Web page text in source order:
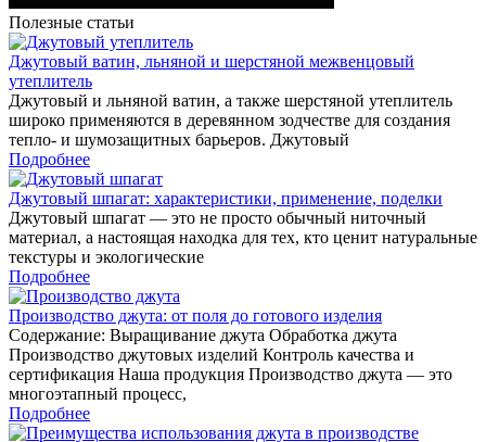
Полезные статьи
Джутовый ватин, льняной и шерстяной межвенцовый
утеплитель
Джутовый и льняной ватин, а также шерстяной утеплитель
широко применяются в деревянном зодчестве для создания
тепло- и шумозащитных барьеров. Джутовый
Подробнее
Джутовый шпагат: характеристики, применение, поделки
Джутовый шпагат — это не просто обычный ниточный
материал, а настоящая находка для тех, кто ценит натуральные
текстуры и экологические
Подробнее
Производство джута: от поля до готового изделия
Содержание: Выращивание джута Обработка джута
Производство джутовых изделий Контроль качества и
сертификация Наша продукция Производство джута — это
многоэтапный процесс,
Подробнее